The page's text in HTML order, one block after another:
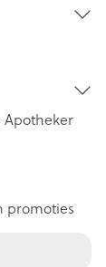
Apotheker
promoties